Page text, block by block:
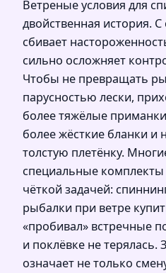
Ветреные условия для
двойственная история.
сбивает
сильно осложняет
Чтобы не превращать
парусностью лески,
более тяжёлые
более жёсткие бланки и
толстую плетёнку.
специальные комплекты
чёткой задачей:
рыбалки при ветре
«пробивал» встречные
и поклёвке не терялась.
означает не только